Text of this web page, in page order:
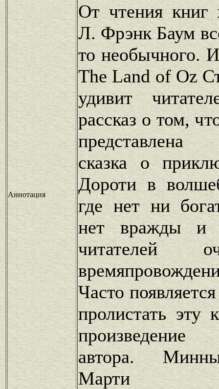
Аннотация
От чтения книг
Л. Фрэнк Баум
то необычного.
The Land of Oz
удивит
рассказ о том,
представлена
сказка о
Дороти в
где нет ни
нет вражды и
читателей
Часто
пролистать эту
автора.
Марти